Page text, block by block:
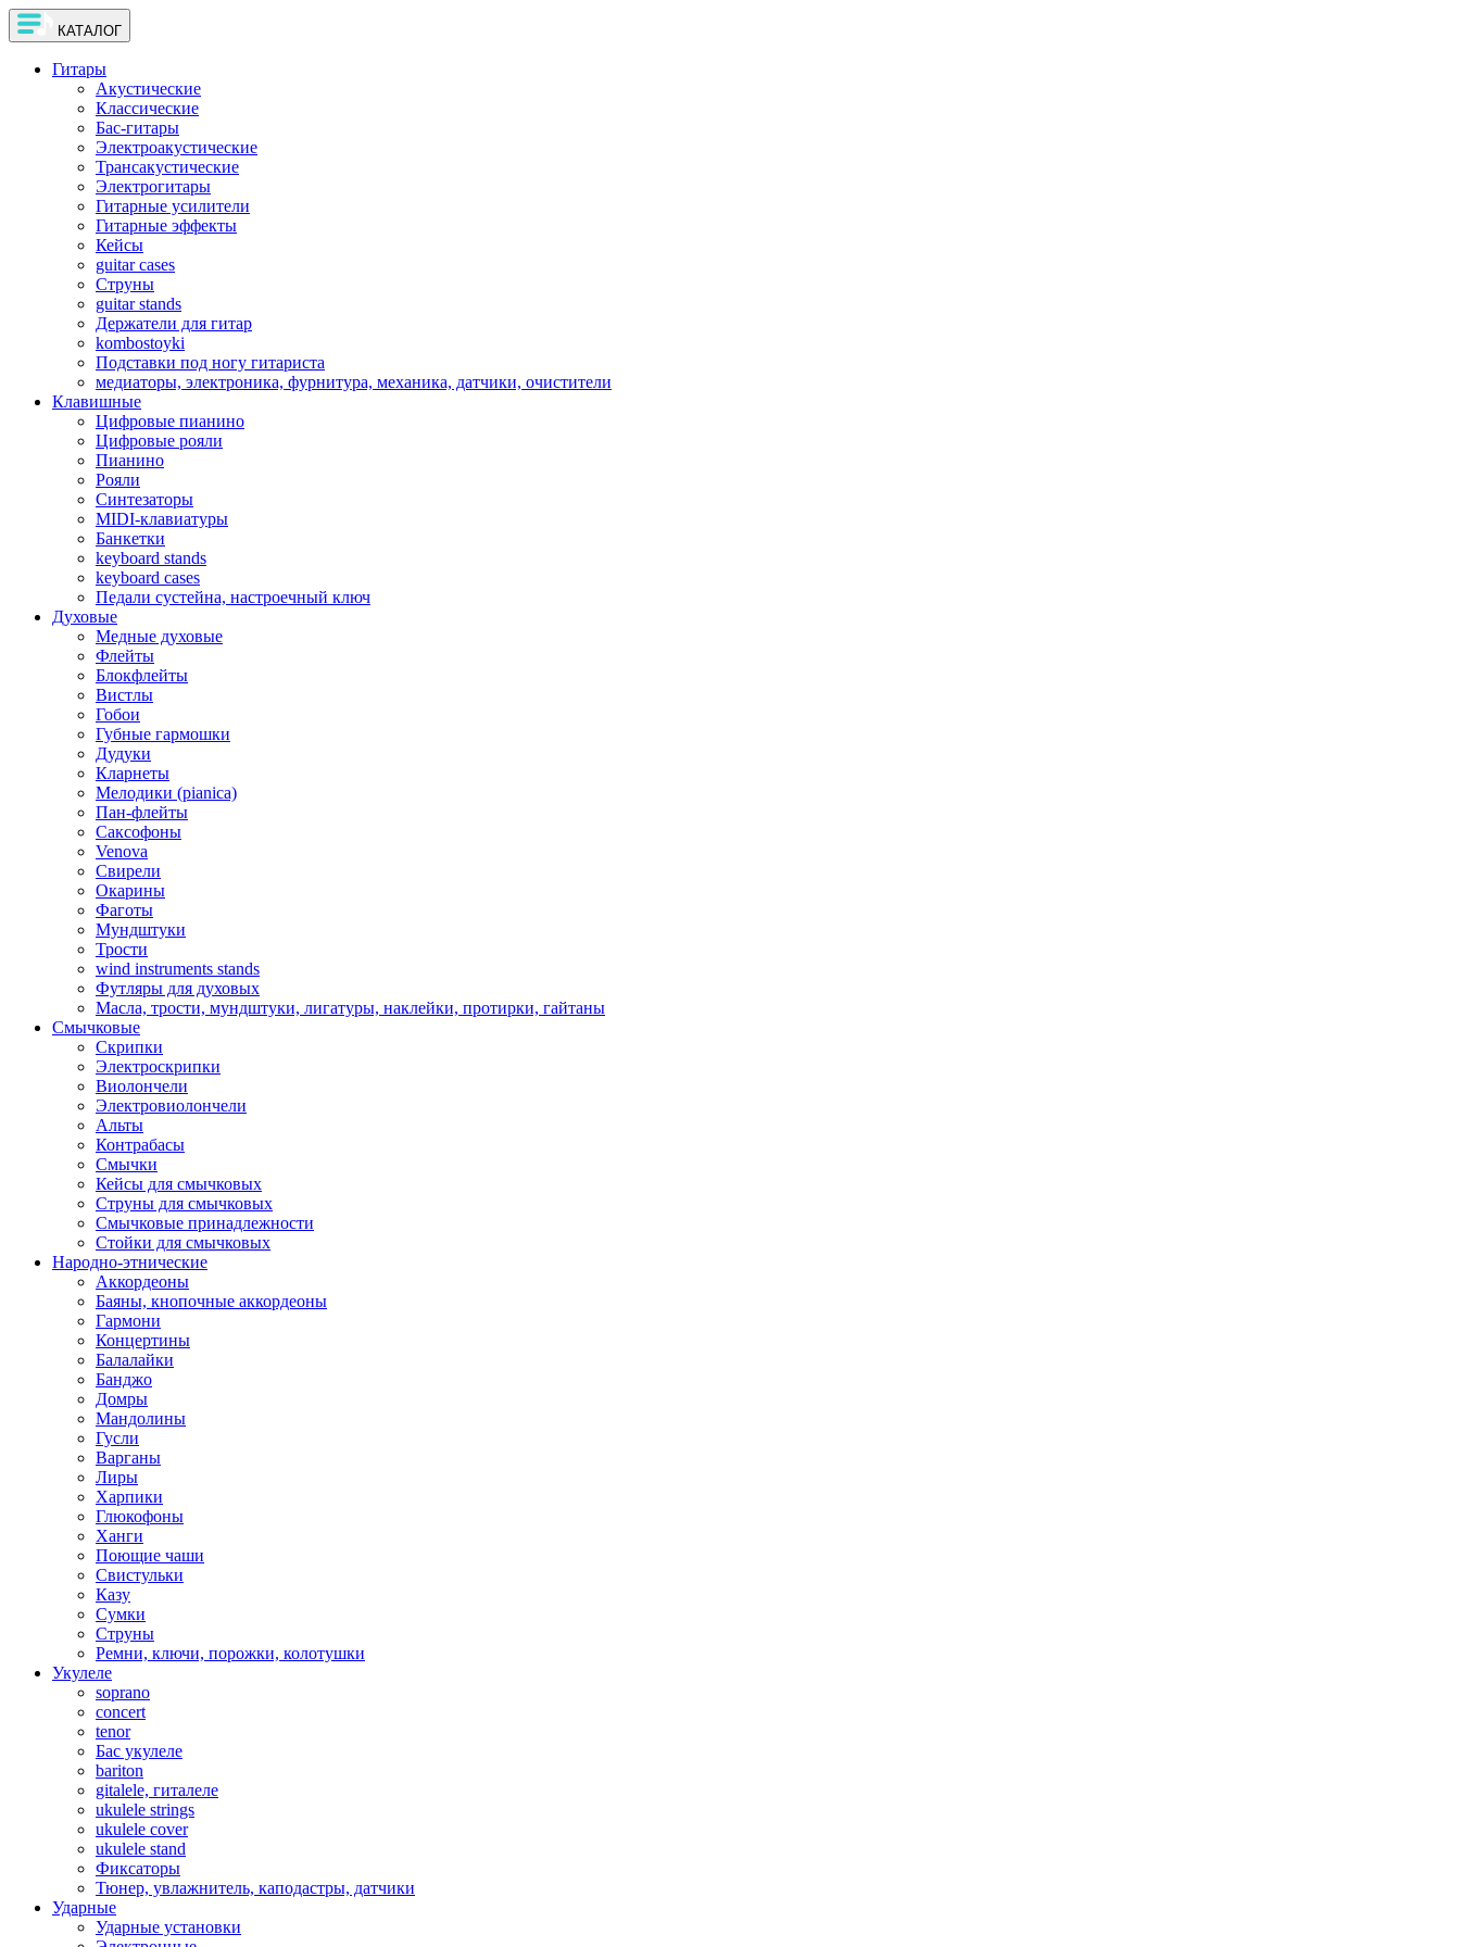
КАТАЛОГ
Гитары
Акустические
Классические
Бас-гитары
Электроакустические
Трансакустические
Электрогитары
Гитарные усилители
Гитарные эффекты
Кейсы
guitar cases
Струны
guitar stands
Держатели для гитар
kombostoyki
Подставки под ногу гитариста
медиаторы, электроника, фурнитура, механика, датчики, очистители
Клавишные
Цифровые пианино
Цифровые рояли
Пианино
Рояли
Синтезаторы
MIDI-клавиатуры
Банкетки
keyboard stands
keyboard cases
Педали сустейна, настроечный ключ
Духовые
Медные духовые
Флейты
Блокфлейты
Вистлы
Гобои
Губные гармошки
Дудуки
Кларнеты
Мелодики (pianica)
Пан-флейты
Саксофоны
Venova
Свирели
Окарины
Фаготы
Мундштуки
Трости
wind instruments stands
Футляры для духовых
Масла, трости, мундштуки, лигатуры, наклейки, протирки, гайтаны
Смычковые
Скрипки
Электроскрипки
Виолончели
Электровиолончели
Альты
Контрабасы
Смычки
Кейсы для смычковых
Струны для смычковых
Смычковые принадлежности
Стойки для смычковых
Народно-этнические
Аккордеоны
Баяны, кнопочные аккордеоны
Гармони
Концертины
Балалайки
Банджо
Домры
Мандолины
Гусли
Варганы
Лиры
Харпики
Глюкофоны
Ханги
Поющие чаши
Свистульки
Казу
Сумки
Струны
Ремни, ключи, порожки, колотушки
Укулеле
soprano
concert
tenor
Бас укулеле
bariton
gitalele, гиталеле
ukulele strings
ukulele cover
ukulele stand
Фиксаторы
Тюнер, увлажнитель, каподастры, датчики
Ударные
Ударные установки